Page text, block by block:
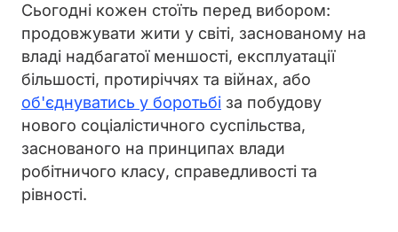
Сьогодні кожен стоїть перед вибором:
продовжувати жити у світі, заснованому на
владі надбагатої меншості, експлуатації
більшості, протиріччях та війнах, або
об'єднуватись у боротьбі за побудову
нового соціалістичного суспільства,
заснованого на принципах влади
робітничого класу, справедливості та
рівності.